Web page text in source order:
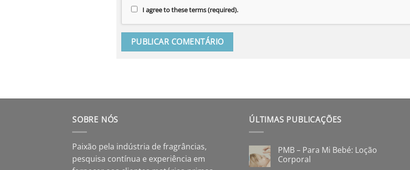
I agree to these terms (required).
SOBRE NÓS
Paixão pela indústria de fragrâncias,
pesquisa contínua e experiência em
ÚLTIMAS PUBLICAÇÕES
PMB – Para Mi Bebé: Loção
Corporal